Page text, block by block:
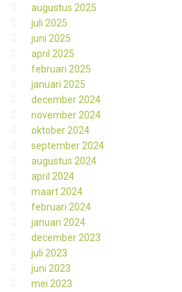
augustus 2025
juli 2025
juni 2025
april 2025
februari 2025
januari 2025
december 2024
november 2024
oktober 2024
september 2024
augustus 2024
april 2024
maart 2024
februari 2024
januari 2024
december 2023
juli 2023
juni 2023
mei 2023